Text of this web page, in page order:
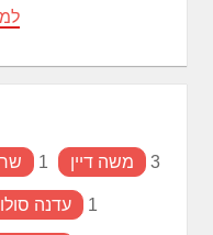
1 משה דיין 3
עדנה 1